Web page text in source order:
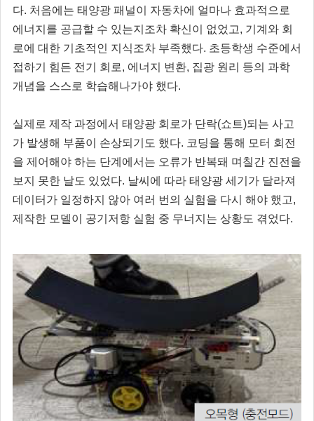
다. 처음에는 태양광 패널이 자동차에 얼마나 효과적으로
에너지를 공급할 수 있는지조차 확신이 없었고, 기계와 회
로에 대한 기초적인 지식조차 부족했다. 초등학생 수준에서
접하기 힘든 전기 회로, 에너지 변환, 집광 원리 등의 과학
개념을 스스로 학습해나가야 했다.
실제로 제작 과정에서 태양광 회로가 단락(쇼트)되는 사고
가 발생해 부품이 손상되기도 했다. 코딩을 통해 모터 회전
을 제어해야 하는 단계에서는 오류가 반복돼 며칠간 진전을
보지 못한 날도 있었다. 날씨에 따라 태양광 세기가 달라져
데이터가 일정하지 않아 여러 번의 실험을 다시 해야 했고,
제작한 모델이 공기저항 실험 중 무너지는 상황도 겪었다.